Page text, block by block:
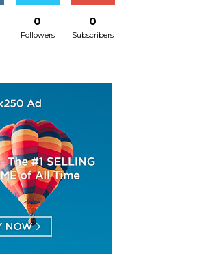
0
Followers
0
Subscribers